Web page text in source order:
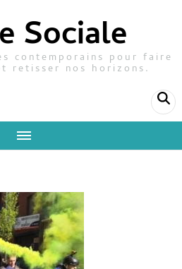
Sociale
contemporains pour faire
retisser nos horizons.